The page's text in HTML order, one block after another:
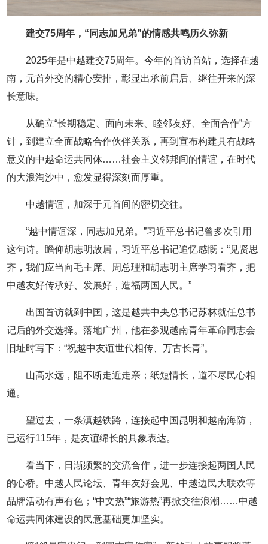
建交75周年，“同志加兄弟”的情感共鸣历久弥新
2025年是中越建交75周年。今年的首访首站，选择在越
南，元首外交的精心安排，彰显出承前启后、继往开来的深
长意味。
从确立“长期稳定、面向未来、睦邻友好、全面合作”方
针，到建立全面战略合作伙伴关系，再到宣布构建具有战略
意义的中越命运共同体……社会主义邻邦间的情谊，在时代
的大浪淘沙中，愈发显得深刻而厚重。
中越情谊，加深于元首间的密切交往。
“越中情谊深，同志加兄弟。”习近平总书记曾多次引用
这句诗。瞻仰胡志明故居，习近平总书记追忆感慨：“见贤思
齐，我们应当向毛主席、周总理和胡志明主席学习看齐，把
中越友好传承好、发展好，造福两国人民。”
出国首访就到中国，这是越共中央总书记苏林就任总书
记后的外交选择。落地广州，他在参观越南青年革命同志会
旧址时写下：“祝越中友谊世代相传、万古长青”。
山高水远，阻不断走近走亲；纸短情长，道不尽民心相
通。
望过去，一条滇越铁路，连接起中国昆明和越南海防，
已运行115年，是友谊绵长的具象表达。
看当下，日渐频繁的交流合作，进一步连接起两国人民
的心桥。中越人民论坛、青年友好会见、中越边民大联欢等
品牌活动有声有色；“中文热”“旅游热”再掀交往浪潮……中越
命运共同体建设的民意基础更加坚实。